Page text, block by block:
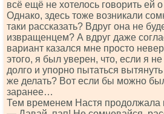
всё ещё не хотелось говорить ей
Однако, здесь тоже возникали
таки рассказать? Вдруг она не
извращенцем? А вдруг даже
вариант казался мне просто
этого, я был уверен, что, если я
долго и упорно пытаться
же делать? Вот если бы можно
заранее…
Тем временем Настя продолжала